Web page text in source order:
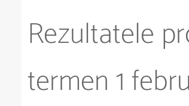
Rezultatele
termen 1